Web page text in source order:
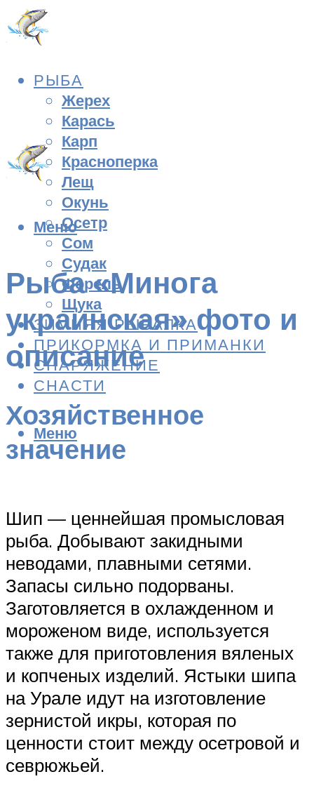
РЫБА
Жерех
Карась
Карп
Красноперка
Лещ
Окунь
Осетр
Сом
Судак
Форель
Щука
ЗИМНЯЯ РЫБАЛКА
ПРИКОРМКА И ПРИМАНКИ
СНАРЯЖЕНИЕ
СНАСТИ
Меню
Меню
Рыба «Минога
украинская» фото и
описание
Хозяйственное
значение
Шип — ценнейшая промысловая
рыба. Добывают закидными
неводами, плавными сетями.
Запасы сильно подорваны.
Заготовляется в охлажденном и
мороженом виде, используется
также для приготовления вяленых
и копченых изделий. Ястыки шипа
на Урале идут на изготовление
зернистой икры, которая по
ценности стоит между осетровой и
севрюжьей.